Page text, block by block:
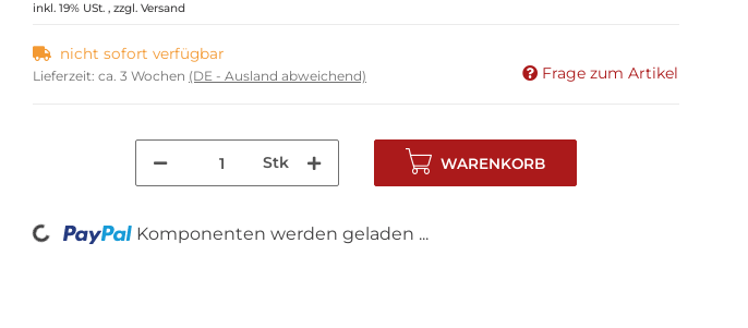
inkl. 19% USt. , zzgl. Versand
nicht sofort verfügbar
Lieferzeit: ca. 3 Wochen (DE - Ausland abweichend) Frage zum Artikel
Stk WARENKORB
Loading... Komponenten werden geladen ...